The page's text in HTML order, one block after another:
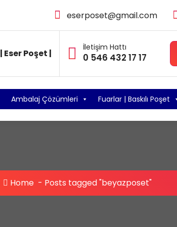
eserposet@gmail.com
| Eser Poşet |
İletişim Hattı
0 546 432 17 17
Ambalaj Çözümleri Fuarlar | Baskılı Poşet
Home - Posts tagged "beyazposet"